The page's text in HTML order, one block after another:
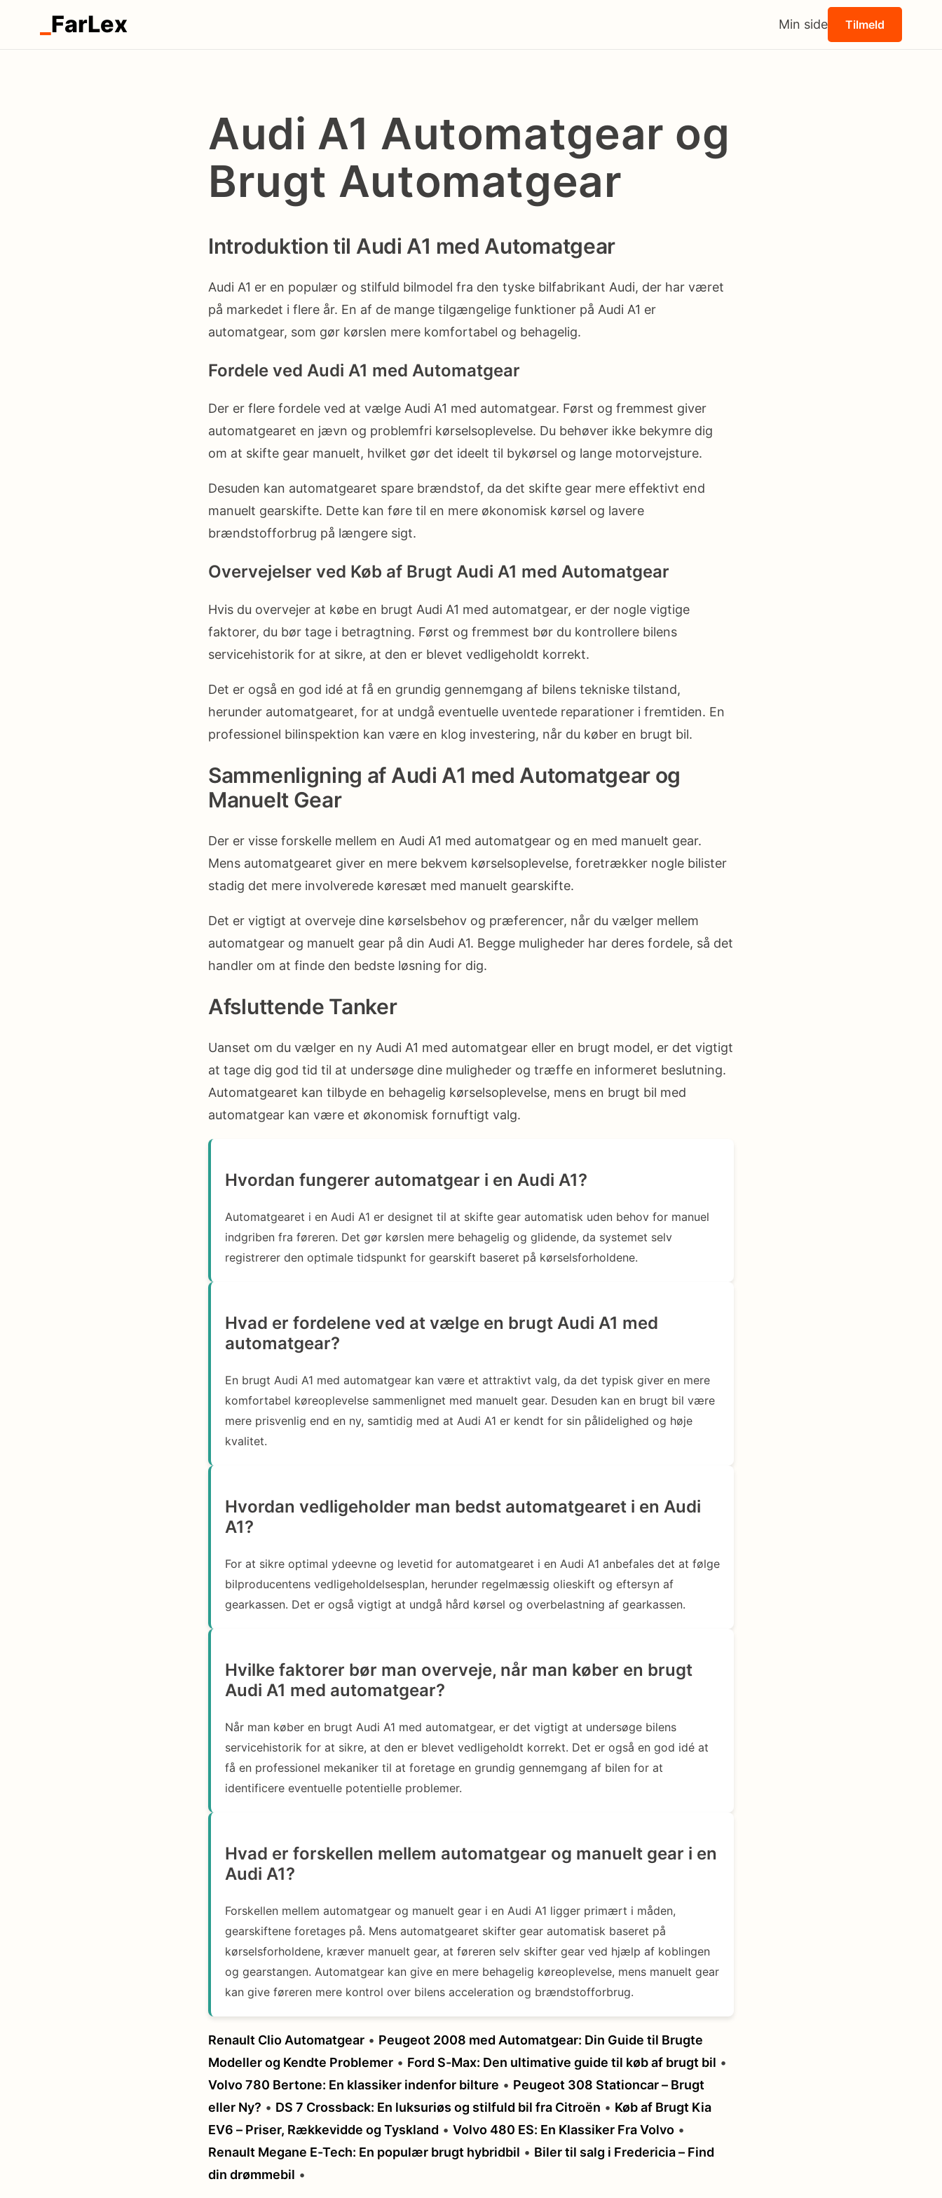
FarLex Min side Tilmeld
Audi A1 Automatgear og
Brugt Automatgear
Introduktion til Audi A1 med Automatgear
Audi A1 er en populær og stilfuld bilmodel fra den tyske bilfabrikant Audi, der har været
på markedet i flere år. En af de mange tilgængelige funktioner på Audi A1 er
automatgear, som gør kørslen mere komfortabel og behagelig.
Fordele ved Audi A1 med Automatgear
Der er flere fordele ved at vælge Audi A1 med automatgear. Først og fremmest giver
automatgearet en jævn og problemfri kørselsoplevelse. Du behøver ikke bekymre dig
om at skifte gear manuelt, hvilket gør det ideelt til bykørsel og lange motorvejsture.
Desuden kan automatgearet spare brændstof, da det skifte gear mere effektivt end
manuelt gearskifte. Dette kan føre til en mere økonomisk kørsel og lavere
brændstofforbrug på længere sigt.
Overvejelser ved Køb af Brugt Audi A1 med Automatgear
Hvis du overvejer at købe en brugt Audi A1 med automatgear, er der nogle vigtige
faktorer, du bør tage i betragtning. Først og fremmest bør du kontrollere bilens
servicehistorik for at sikre, at den er blevet vedligeholdt korrekt.
Det er også en god idé at få en grundig gennemgang af bilens tekniske tilstand,
herunder automatgearet, for at undgå eventuelle uventede reparationer i fremtiden. En
professionel bilinspektion kan være en klog investering, når du køber en brugt bil.
Sammenligning af Audi A1 med Automatgear og
Manuelt Gear
Der er visse forskelle mellem en Audi A1 med automatgear og en med manuelt gear.
Mens automatgearet giver en mere bekvem kørselsoplevelse, foretrækker nogle bilister
stadig det mere involverede køresæt med manuelt gearskifte.
Det er vigtigt at overveje dine kørselsbehov og præferencer, når du vælger mellem
automatgear og manuelt gear på din Audi A1. Begge muligheder har deres fordele, så det
handler om at finde den bedste løsning for dig.
Afsluttende Tanker
Uanset om du vælger en ny Audi A1 med automatgear eller en brugt model, er det vigtigt
at tage dig god tid til at undersøge dine muligheder og træffe en informeret beslutning.
Automatgearet kan tilbyde en behagelig kørselsoplevelse, mens en brugt bil med
automatgear kan være et økonomisk fornuftigt valg.
Hvordan fungerer automatgear i en Audi A1?
Automatgearet i en Audi A1 er designet til at skifte gear automatisk uden behov for manuel
indgriben fra føreren. Det gør kørslen mere behagelig og glidende, da systemet selv
registrerer den optimale tidspunkt for gearskift baseret på kørselsforholdene.
Hvad er fordelene ved at vælge en brugt Audi A1 med
automatgear?
En brugt Audi A1 med automatgear kan være et attraktivt valg, da det typisk giver en mere
komfortabel køreoplevelse sammenlignet med manuelt gear. Desuden kan en brugt bil være
mere prisvenlig end en ny, samtidig med at Audi A1 er kendt for sin pålidelighed og høje
kvalitet.
Hvordan vedligeholder man bedst automatgearet i en Audi
A1?
For at sikre optimal ydeevne og levetid for automatgearet i en Audi A1 anbefales det at følge
bilproducentens vedligeholdelsesplan, herunder regelmæssig olieskift og eftersyn af
gearkassen. Det er også vigtigt at undgå hård kørsel og overbelastning af gearkassen.
Hvilke faktorer bør man overveje, når man køber en brugt
Audi A1 med automatgear?
Når man køber en brugt Audi A1 med automatgear, er det vigtigt at undersøge bilens
servicehistorik for at sikre, at den er blevet vedligeholdt korrekt. Det er også en god idé at
få en professionel mekaniker til at foretage en grundig gennemgang af bilen for at
identificere eventuelle potentielle problemer.
Hvad er forskellen mellem automatgear og manuelt gear i en
Audi A1?
Forskellen mellem automatgear og manuelt gear i en Audi A1 ligger primært i måden,
gearskiftene foretages på. Mens automatgearet skifter gear automatisk baseret på
kørselsforholdene, kræver manuelt gear, at føreren selv skifter gear ved hjælp af koblingen
og gearstangen. Automatgear kan give en mere behagelig køreoplevelse, mens manuelt gear
kan give føreren mere kontrol over bilens acceleration og brændstofforbrug.
Renault Clio Automatgear • Peugeot 2008 med Automatgear: Din Guide til Brugte
Modeller og Kendte Problemer • Ford S-Max: Den ultimative guide til køb af brugt bil •
Volvo 780 Bertone: En klassiker indenfor bilture • Peugeot 308 Stationcar – Brugt
eller Ny? • DS 7 Crossback: En luksuriøs og stilfuld bil fra Citroën • Køb af Brugt Kia
EV6 – Priser, Rækkevidde og Tyskland • Volvo 480 ES: En Klassiker Fra Volvo •
Renault Megane E-Tech: En populær brugt hybridbil • Biler til salg i Fredericia – Find
din drømmebil •